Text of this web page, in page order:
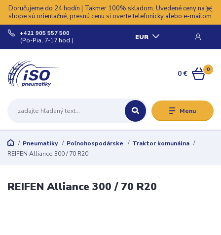
Doručujeme do 24 hodín | Takmer 100% skladom. Uvedené ceny na e-
shope sú orientačné, presnú cenu si overte telefonicky alebo e-mailom.
Menu
EUR
+421 905 557 500
(Po-Pia, 7-17 hod.)
0
0 €
Pneumatiky Poľnohospodárske
Traktor komunálna
REIFEN Alliance 300 / 70 R20
REIFEN Alliance 300 / 70 R20